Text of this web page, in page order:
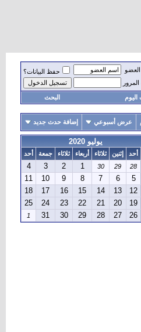
حفظ البيانات؟
البحث
عرض أسبوعي إضافة حدث جديد
يوليو 2020
أحد إثنين ثلاثاء أربعاء ثلاثاء جمعة
أحد
28
29
30
1
2
3
4
5
6
7
8
9
10
11
12
13
14
15
16
17
18
19
20
21
22
23
24
25
26
27
28
29
30
31
1